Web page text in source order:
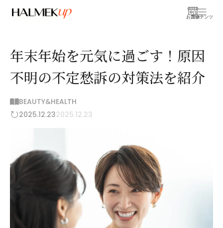
お買物
コンテンツ
年末年始を元気に過ごす！原因
不明の不定愁訴の対策法を紹介
BEAUTY&HEALTH
2025.12.232025.12.23